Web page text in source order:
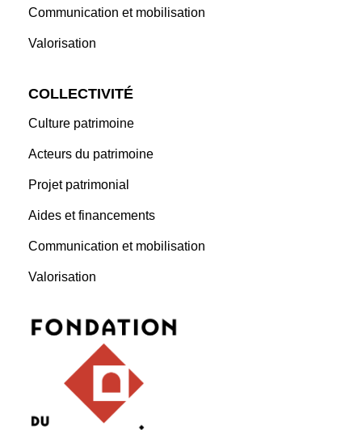
Communication et mobilisation
Valorisation
COLLECTIVITÉ
Culture patrimoine
Acteurs du patrimoine
Projet patrimonial
Aides et financements
Communication et mobilisation
Valorisation